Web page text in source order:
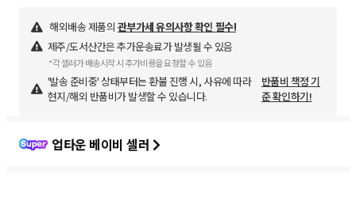
해외배송 제품의 관부가세 유의사항 확인 필수!
제주/도서산간은 추가운송료가 발생될 수 있음
*각 셀러가 배송시작 시 추가비용을 요청할 수 있음
'발송 준비중' 상태부터는 환불 진행 시, 사유에 따라
현지/해외 반품비가 발생할 수 있습니다.
반품비 책정 기
준 확인하기!
업타운 베이비 셀러